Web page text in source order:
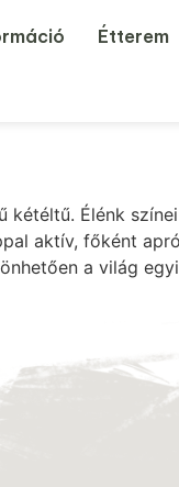
Étterem
Élénk
aktív, főként
a világ